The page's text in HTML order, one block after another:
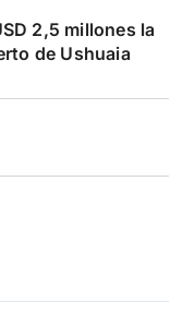
2,5 millones la
de Ushuaia